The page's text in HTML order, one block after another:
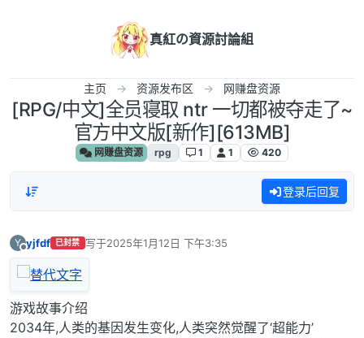
真紅の資源討論組
主页 资源发布区 网赚盘资源
[RPG/中文]全员寝取 ntr 一切都被夺走了~
官方中文版[新作][613MB]
网赚盘资源 rpg 1 1 420
登录后回复
Y yjfdf 已封禁 写于2025年1月12日 下午3:35
最后由 编辑
游戏故事介绍
2034年,人类的基因发生变化,人类突然觉醒了‘超能力’